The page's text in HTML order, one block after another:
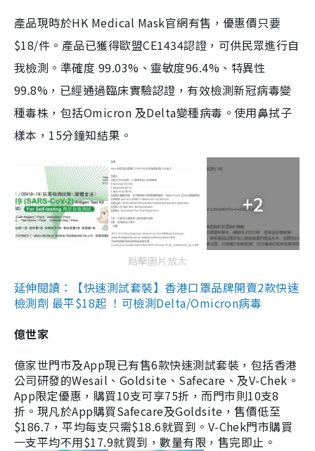
產品現時於HK Medical Mask官網有售，優惠價只要
$18/件。產品已獲得歐盟CE1434認證，可供民眾進行自
我檢測。準確度 99.03%、靈敏度96.4%、特異性
99.8%，已經通過臨床實驗認證，有效檢測新冠病毒變
種毒株，包括Omicron 及Delta變種病毒。使用鼻拭子
樣本，15分鐘知結果。
+2
點擊圖片放大
延伸閱讀：【快速測試套裝】香港口罩品牌開賣2款快速
檢測劑 最平$18起 ！可檢測Delta/Omicron病毒
億世家
億家世門市及App現已有售6款快速測試套裝，包括香港
公司研發的Wesail、Goldsite、Safecare、及V-Chek。
App限定優惠，購買10支可享75折，而門市則10支8
折。現凡於App購買Safecare及Goldsite，售價低至
$186.7，平均每支只需$18.6就買到。V-Chek門市購買
一支平均不用$17.9就買到，數量有限，售完即止。